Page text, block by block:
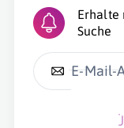
Erhalte
Suche
E-Mail-